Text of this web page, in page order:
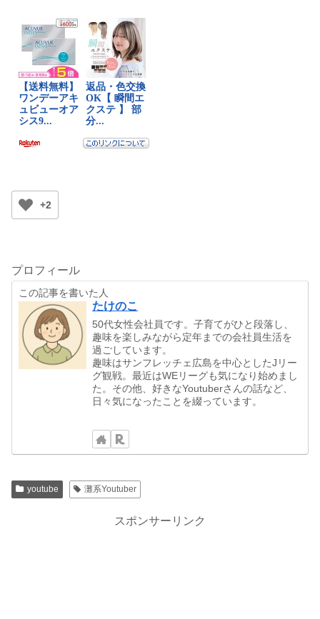
+2
プロフィール
この記事を書いた人
たけのこ
50代女性会社員です。子育てがひと段落し、
趣味を楽しみながら定年までの会社員生活を
過ごしています。
趣味はサンフレッチェ広島を中心としたJリー
グ観戦。最近はWEリーグも気になり始めまし
た。その他、好きなYoutuberさんの話など、
日々気になったことを綴っています。
youtube 灘系Youtuber
スポンサーリンク